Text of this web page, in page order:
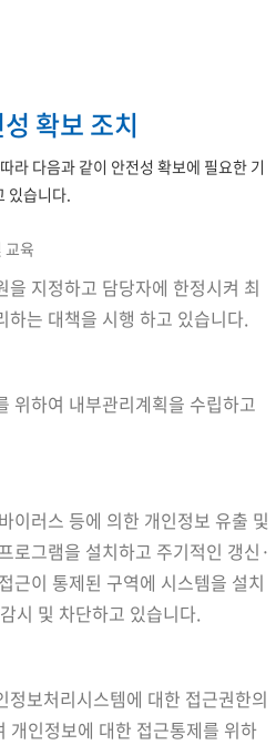
확보 조치
라 다음과 같이 안전성 확보에 필요한 기
있습니다.
교육
을 지정하고 담당자에 한정시켜 최
하는 대책을 시행 하고 있습니다.
위하여 내부관리계획을 수립하고
이러스 등에 의한 개인정보 유출 및
로그램을 설치하고 주기적인 갱신·
근이 통제된 구역에 시스템을 설치
시 및 차단하고 있습니다.
정보처리시스템에 대한 접근권한의
개인정보에 대한 접근통제를 위하